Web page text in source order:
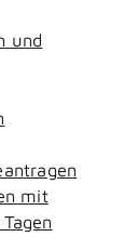
und
mit